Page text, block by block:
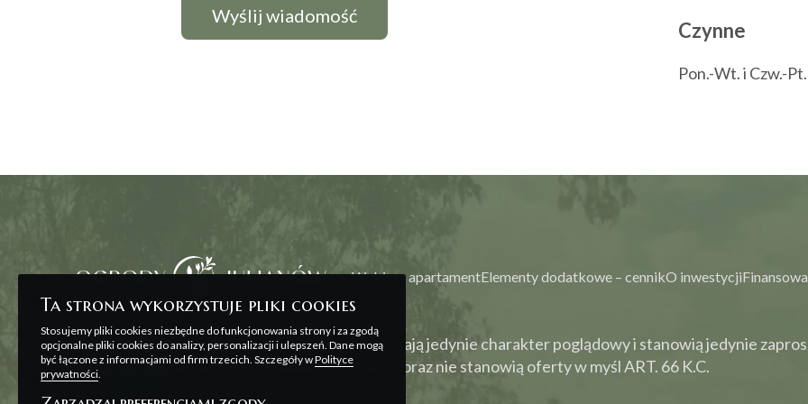
Czynne
Pon.-Wt. i Czw.-
Wybierz apartamentElementy dodatkowe – cennikO inwestycji
Wszelkie prezentowane na stronie materiały mają jedynie charakter poglądowy i stanowią jedynie
zawarcia umowy, o której mowa w ART. 71 K.C. oraz nie stanowią oferty w myśl ART. 66 K.C.
Ta strona wykorzystuje pliki cookies
Stosujemy pliki cookies niezbędne do funkcjonowania strony i za zgodą
opcjonalne pliki cookies do analizy, personalizacji i ulepszeń. Dane mogą
być łączone z informacjami od firm trzecich. Szczegóły wPolityce
prywatności.